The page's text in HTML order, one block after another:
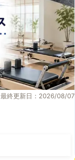
最終更新日：2026/08/07